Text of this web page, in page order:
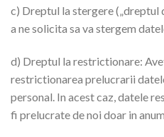
c) Dreptul la stergere („dreptul
a ne solicita sa va stergem
d) Dreptul la restrictionare:
restrictionarea prelucrarii
personal. In acest caz, datele
fi prelucrate de noi doar in